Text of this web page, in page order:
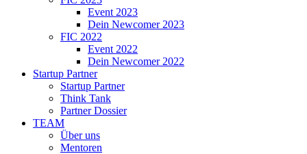
Event 2023
Dein Newcomer 2023
FIC 2022
Event 2022
Dein Newcomer 2022
Startup Partner
Startup Partner
Think Tank
Partner Dossier
TEAM
Über uns
Mentoren